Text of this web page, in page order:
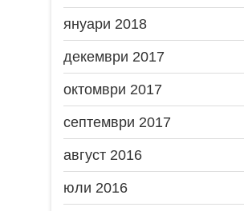
януари 2018
декември 2017
октомври 2017
септември 2017
август 2016
юли 2016